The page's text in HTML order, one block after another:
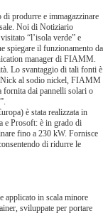
produrre e immagazzinare
Noi di Notiziario
“l’isola verde” e
spiegare il funzionamento da
manager di FIAMM.
Lo svantaggio di tali fonti è
al sodio nickel, FIAMM
fornita dai pannelli solari o
è stata realizzata in
e Prosoft: è in grado di
fino a 230 kW. Fornisce
di ridurre le
applicato in scala minore
sviluppate per portare